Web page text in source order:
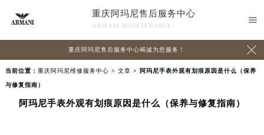
重庆阿玛尼售后服务中心
ARMANI MAINTENANCE

重庆阿玛尼售后服务中心竭诚为您服务！ 
当前位置： 重庆阿玛尼维修服务中心 > 文章 > 阿玛尼手表外观有划痕原因是什么（保养
与修复指南）
阿玛尼手表外观有划痕原因是什么（保养与修复指南）